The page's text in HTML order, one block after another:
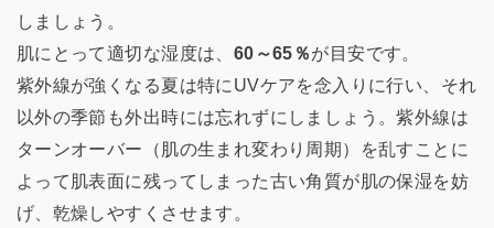
しましょう。
肌にとって適切な湿度は、 60～65％が目安です。
紫外線が強くなる夏は特にUVケアを念入りに行い、それ
以外の季節も外出時には忘れずにしましょう。紫外線は
ターンオーバー（肌の生まれ変わり周期）を乱すことに
よって肌表面に残ってしまった古い角質が肌の保湿を妨
げ、乾燥しやすくさせます。